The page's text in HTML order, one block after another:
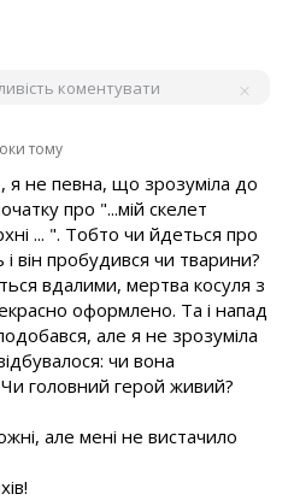
коментувати
тому
я не певна, що зрозуміла до
про "...мій скелет
... ". Тобто чи йдеться про
він пробудився чи тварини?
вдалими, мертва косуля з
оформлено. Та і напад
але я не зрозуміла
чи вона
головний герой живий?
але мені не вистачило